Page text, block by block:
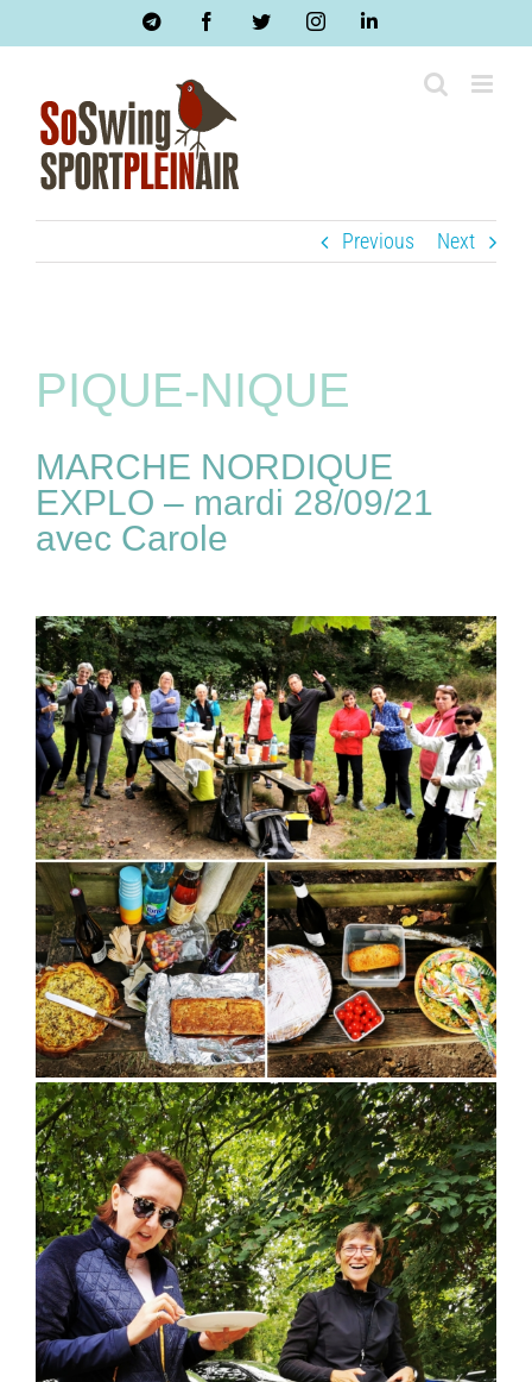
TelegramFacebookTwitterInstagramLinkedIn
Previous Next
PIQUE-NIQUE
MARCHE NORDIQUE
EXPLO – mardi 28/09/21
avec Carole